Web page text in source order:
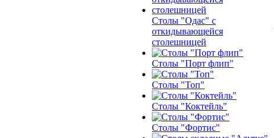
Столы "Одас" с
откидывающейся
столешницей
Столы "Порт флип"
Столы "Топ"
Столы "Коктейль"
Столы "Фортис"